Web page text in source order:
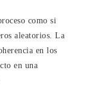
como si
aleatorios. La
en los
en una